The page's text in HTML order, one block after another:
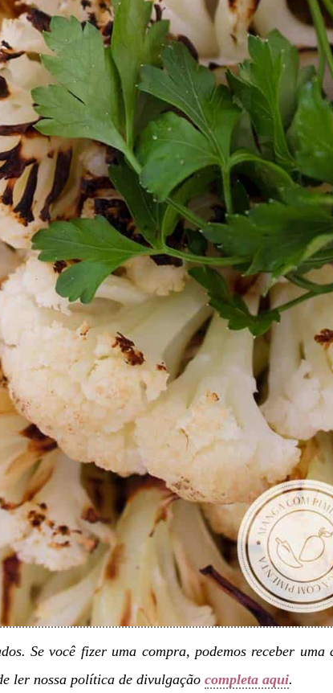
Se você fizer uma compra, podemos receber uma
ler nossa política de divulgação completa aqui.